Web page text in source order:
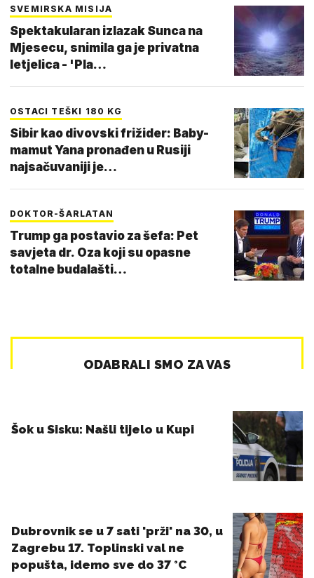
SVEMIRSKA MISIJA
Spektakularan izlazak Sunca na
Mjesecu, snimila ga je privatna
letjelica - 'Pla…
OSTACI TEŠKI 180 KG
Sibir kao divovski frižider: Baby-
mamut Yana pronađen u Rusiji
najsačuvaniji je…
DOKTOR-ŠARLATAN
Trump ga postavio za šefa: Pet
savjeta dr. Oza koji su opasne
totalne budalašti…